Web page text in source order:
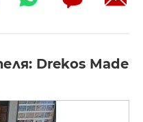
Drekos Made